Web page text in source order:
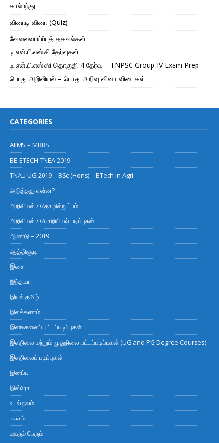
கால்பந்து
வினாடி வினா (Quiz)
வேலைவாய்ப்புத் தகவல்கள்
டி.என்.பி.எஸ்.சி தேர்வுகள்
டி.என்.பி.எஸ்.ஸி தொகுதி-4 தேர்வு – TNPSC Group-IV Exam Prep
பொது அறிவியல் – பொது அறிவு வினா விடைகள்
CATEGORIES
AIIMS – MBBS
BE-BTECH-TNEA 2019
TNAU UG 2019 – BSc (Hons) – BTech in Agri
அடுத்தது என்ன?
அறிவியல் / தொழில்நுட்பம்
அறிவியல் / பொறியியல் படிப்புகள்
ஆண்டு – 2019
ஆத்திசூடி
இசை
இந்தியா
இயல் தமிழ்
இலக்கணம்
இளங்கலைப் பட்டப்படிப்புகள்
இளநிலை மற்றும் முதுநிலை பட்டப்படிப்புகள் (UG and PG Degree Courses)
இளநிலைப் படிப்புகள்
இனிப்பு
இஸ்ரோ
உடல் நலம்
உலகம்
ஊரும் பேரும்